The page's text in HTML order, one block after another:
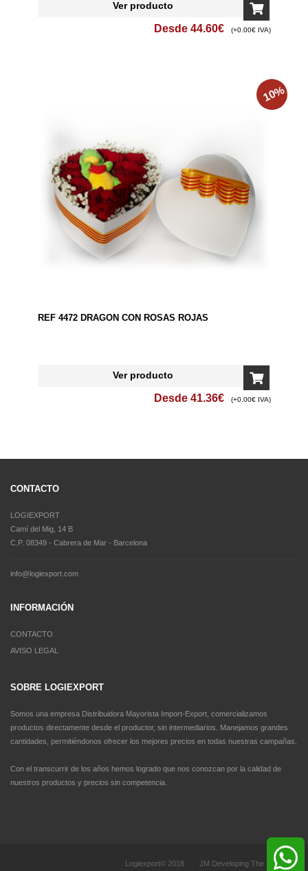
Ver producto
Desde 44.60€ (+0.00€ IVA)
10%
REF 4472 DRAGON CON ROSAS ROJAS
Ver producto
Desde 41.36€ (+0.00€ IVA)
CONTACTO
LOGIEXPORT
Camí del Mig, 14 B
C.P. 08349 - Cabrera de Mar - Barcelona
info@logiexport.com
INFORMACIÓN
CONTACTO
AVISO LEGAL
SOBRE LOGIEXPORT
Somos una empresa Distribuidora Mayorista Import-Export, comercializamos
productos directamente desde el productor, sin intermediarios. Manejamos grandes
cantidades, permitiéndonos ofrecer los mejores precios en todas nuestras campañas.
Con el transcurrir de los años hemos logrado que nos conozcan por la calidad de
nuestros productos y precios sin competencia.
Logiexport© 2018 JM Developing The Future |